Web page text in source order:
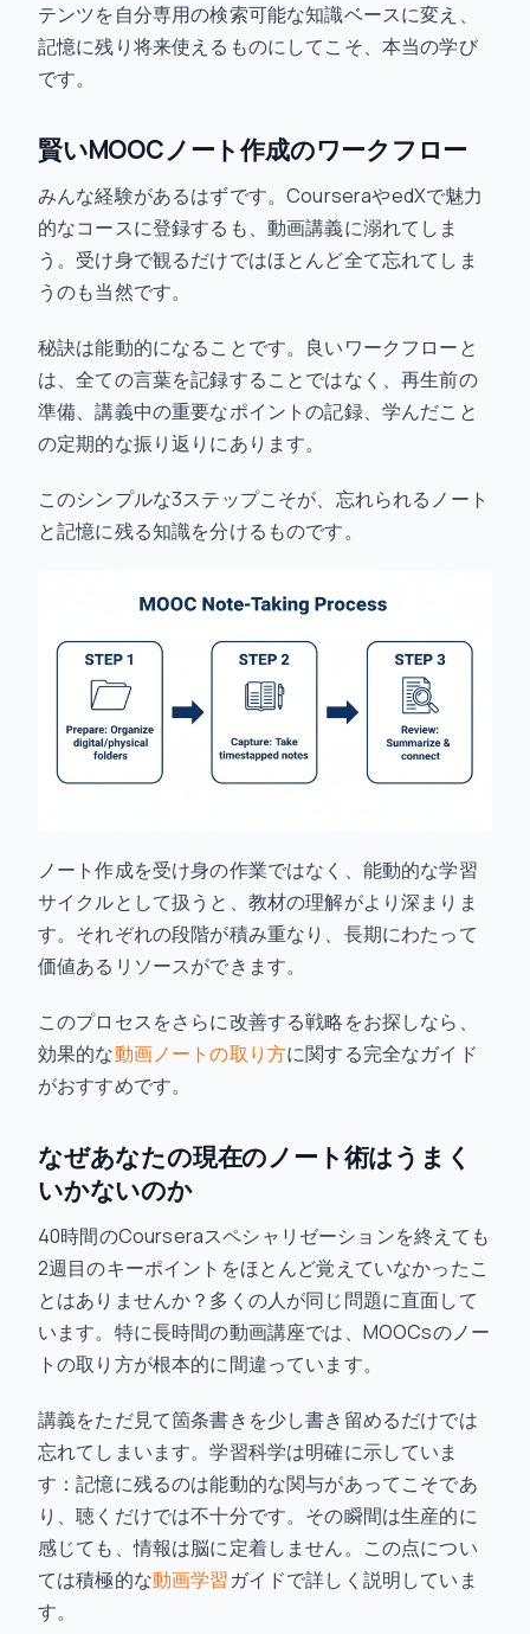
テンツを自分専用の検索可能な知識ベースに変え、
記憶に残り将来使えるものにしてこそ、本当の学び
です。
賢いMOOCノート作成のワークフロー
みんな経験があるはずです。CourseraやedXで魅力
的なコースに登録するも、動画講義に溺れてしま
う。受け身で観るだけではほとんど全て忘れてしま
うのも当然です。
秘訣は能動的になることです。良いワークフローと
は、全ての言葉を記録することではなく、再生前の
準備、講義中の重要なポイントの記録、学んだこと
の定期的な振り返りにあります。
このシンプルな3ステップこそが、忘れられるノート
と記憶に残る知識を分けるものです。
ノート作成を受け身の作業ではなく、能動的な学習
サイクルとして扱うと、教材の理解がより深まりま
す。それぞれの段階が積み重なり、長期にわたって
価値あるリソースができます。
このプロセスをさらに改善する戦略をお探しなら、
効果的な動画ノートの取り方に関する完全なガイド
がおすすめです。
なぜあなたの現在のノート術はうまく
いかないのか
40時間のCourseraスペシャリゼーションを終えても
2週目のキーポイントをほとんど覚えていなかったこ
とはありませんか？多くの人が同じ問題に直面して
います。特に長時間の動画講座では、MOOCsのノー
トの取り方が根本的に間違っています。
講義をただ見て箇条書きを少し書き留めるだけでは
忘れてしまいます。学習科学は明確に示していま
す：記憶に残るのは能動的な関与があってこそであ
り、聴くだけでは不十分です。その瞬間は生産的に
感じても、情報は脳に定着しません。この点につい
ては積極的な動画学習ガイドで詳しく説明していま
す。